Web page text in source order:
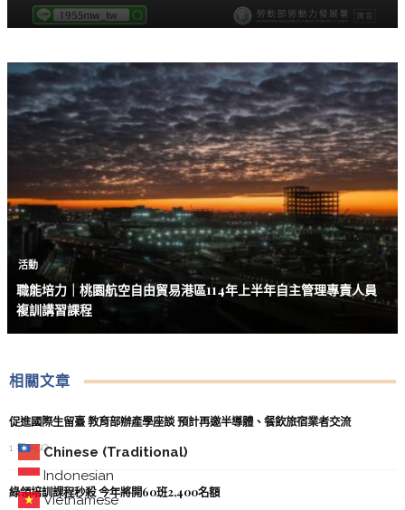
Chinese (Traditional)
Indonesian
Vietnamese
活動
職能培力｜桃園航空自由貿易港區114年上半年自主管理專責人員
複訓講習課程
相關文章
促進國際生留臺 教育部辦產學座談 預計再邀半導體、餐飲旅宿業者交流
1 年 AGO
綠領培訓課程秒殺 今年將開60班2,400名額